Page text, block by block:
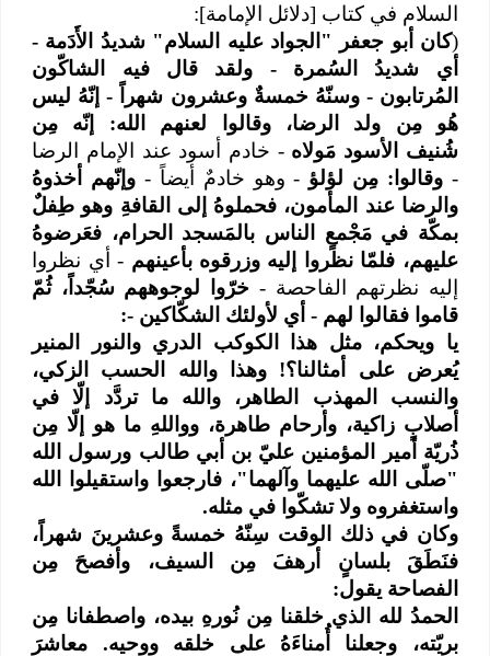
السلام في كتاب [دلائل الإمامة]:
كان أبو جعفر "الجواد عليه السلام" شديدُ الأَدَمة -
أي شديدُ السُمرة - ولقد قال فيه الشاكّون
المُرتابون - وسنّهُ خمسةٌ وعشرون شهراً - إنّهُ ليس
هُو مِن ولد الرضا، وقالوا لعنهم الله: إنّه مِن
شُنيف الأسود مَولاه - خادم أسود عند الإمام الرضا
وقالوا: مِن لؤلؤ - وهو خادمٌ أيضاً - وإنّهم أخذوهُ
والرضا عند المأمون، فحملوهُ إلى القافةِ وهو طِفلٌ
بمكّة في مَجْمعٍ الناس بالمَسجد الحرام، فعَرضوهُ
عليهم، فلمّا نظروا إليه وزرقوه بأعينهم - أي نظروا
إليه نظرتهم الفاحصة - خرّوا لوجوههم سُجّداً، ثُمّ
قاموا فقالوا لهم - أي لأولئك الشكّاكين -:
يا ويحكم، مثل هذا الكوكب الدري والنور المنير
يُعرض على أمثالنا؟! وهذا والله الحسب الزكي،
والنسب المهذب الطاهر، والله ما تردَّد إلّا في
أصلابٍ زاكية، وأرحام طاهرة، وواللهِ ما هو إلّا مِن
ذُريّة أمير المؤمنين عليّ بن أبي طالب ورسول الله
"صلّى الله عليهما وآلهما"، فارجعوا واستقيلوا الله
واستغفروه ولا تشكّوا في مثله.
وكان في ذلك الوقت سِنّهُ خمسةً وعشرينَ شهراً،
فنَطَقَ بلسانٍ أرهفَ مِن السيف، وأفصحَ مِن
الفصاحة يقول:
الحمدُ لله الذي خلقنا مِن نُورهِ بيده، واصطفانا مِن
بريّته، وجعلنا أُمناءَهُ على خلقه ووحيه. معاشرَ